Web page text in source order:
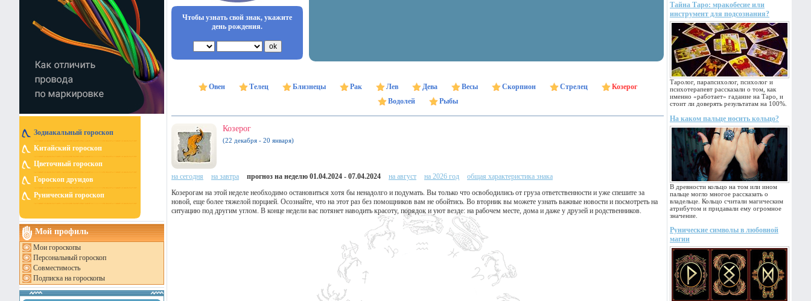
Зодиакальный гороскоп
Китайский гороскоп
Цветочный гороскоп
Гороскоп друидов
Рунический гороскоп
Мой профиль
Мои гороскопы
Персональный гороскоп
Совместимость
Подписка на гороскопы
Тайна Таро: мракобесие или
инструмент для подсознания?
Таролог, парапсихолог, психолог и
психотерапевт рассказали о том, как
именно «работает» гадание на Таро, и
стоит ли доверять результатам на 100%.
На каком пальце носить кольцо?
В древности кольцо на том или ином
пальце могло многое рассказать о
владельце. Кольцо считали магическим
атрибутом и придавали ему огромное
значение.
Рунические символы в любовной
магии
Чтобы узнать свой знак, укажите
день рождения.
Овен Телец Близнецы Рак Лев Дева Весы Скорпион Стрелец
Козерог
Водолей
Рыбы
Козерог
(22 декабря - 20 января)
на сегодня на завтра прогноз на неделю 01.04.2024 - 07.04.2024 на август на 2026 год
общая характеристика знака
Козерогам на этой неделе необходимо остановиться хотя бы ненадолго и подумать. Вы только что освободились от груза ответственности и уже спешите за
новой, еще более тяжелой порцией. Осознайте, что на этот раз без помощников вам не обойтись. Во вторник вы можете узнать важные новости и посмотреть на
ситуацию под другим углом. В конце недели вас потянет наводить красоту, порядок и уют везде: на рабочем месте, дома и даже у друзей и родственников.